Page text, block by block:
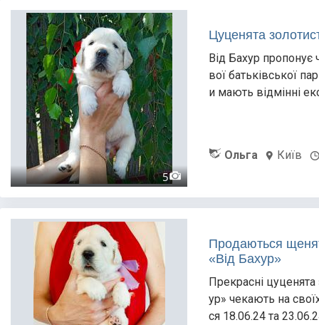
5
Цуценята
Від Бахур пропонує
вої батьківської
и мають відмінні
Ольга Київ
Продаються
«Від Бахур»
Прекрасні цуценята
ур» чекають на
ся 18.06.24 та